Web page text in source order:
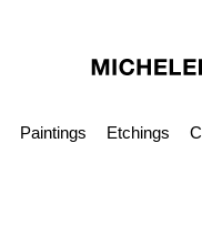
Paintings Etchings